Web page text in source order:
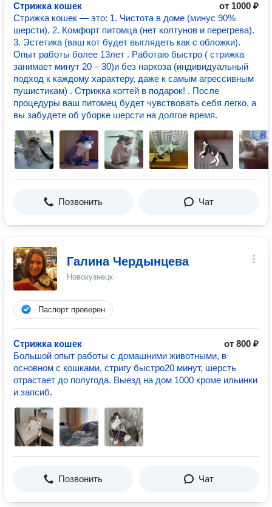
Стрижка кошек
от 1000 ₽
Стрижка кошек — это: 1. Чистота в доме (минус 90%
шерсти). 2. Комфорт питомца (нет колтунов и перегрева).
3. Эстетика (ваш кот будет выглядеть как с обложки).
Опыт работы более 13лет . Работаю быстро ( стрижка
занимает минут 20 – 30)и без наркоза (индивидуальный
подход к каждому характеру, даже к самым агрессивным
пушистикам) . Стрижка когтей в подарок! . После
процедуры ваш питомец будет чувствовать себя легко, а
вы забудете об уборке шерсти на долгое время.
Позвонить Чат
Галина Чердынцева
Новокузнецк
Паспорт проверен
Стрижка кошек
от 800 ₽
Большой опыт работы с домашними животными, в
основном с кошками, стригу быстро20 минут, шерсть
отрастает до полугода. Выезд на дом 1000 кроме ильинки
и запсиб.
Позвонить Чат